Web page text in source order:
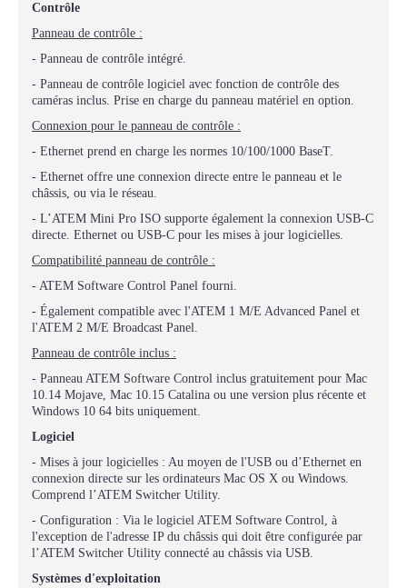
Contrôle
Panneau de contrôle :
- Panneau de contrôle intégré.
- Panneau de contrôle logiciel avec fonction de contrôle des
caméras inclus. Prise en charge du panneau matériel en option.
Connexion pour le panneau de contrôle :
- Ethernet prend en charge les normes 10/100/1000 BaseT.
- Ethernet offre une connexion directe entre le panneau et le
châssis, ou via le réseau.
- L’ATEM Mini Pro ISO supporte également la connexion USB-C
directe. Ethernet ou USB-C pour les mises à jour logicielles.
Compatibilité panneau de contrôle :
- ATEM Software Control Panel fourni.
- Également compatible avec l'ATEM 1 M/E Advanced Panel et
l'ATEM 2 M/E Broadcast Panel.
Panneau de contrôle inclus :
- Panneau ATEM Software Control inclus gratuitement pour Mac
10.14 Mojave, Mac 10.15 Catalina ou une version plus récente et
Windows 10 64 bits uniquement.
Logiciel
- Mises à jour logicielles : Au moyen de l'USB ou d’Ethernet en
connexion directe sur les ordinateurs Mac OS X ou Windows.
Comprend l’ATEM Switcher Utility.
- Configuration : Via le logiciel ATEM Software Control, à
l'exception de l'adresse IP du châssis qui doit être configurée par
l’ATEM Switcher Utility connecté au châssis via USB.
Systèmes d'exploitation